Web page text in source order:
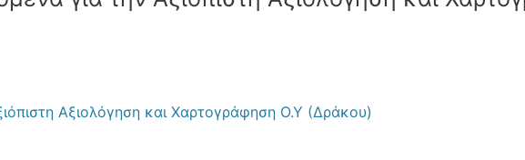
Αξιολόγηση και Χαρτογράφηση Ο.Υ (Δράκου)